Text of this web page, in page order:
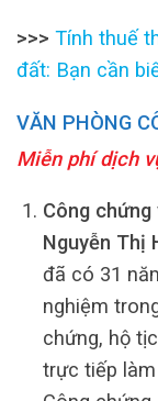
>>> Tính thuế
đất: Bạn cần
VĂN PHÒNG
Miễn phí dịch
Công
Nguyễn Thị
đã có 31
nghiệm
chứng, hộ
trực tiếp